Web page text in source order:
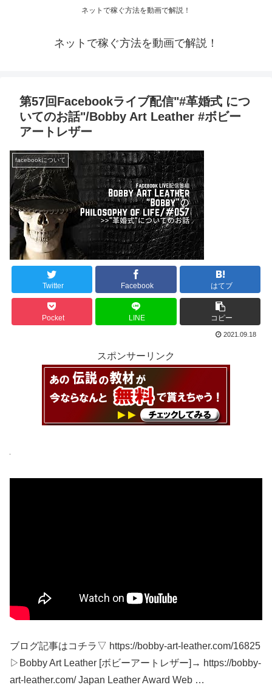
ネットで稼ぐ方法を動画で解説！
ネットで稼ぐ方法を動画で解説！
第57回Facebookライブ配信"#革婚式 につ
いてのお話"/Bobby Art Leather #ボビー
アートレザー
facebookについて
Twitter Facebook はてブ
Pocket LINE コピー
2021.09.18
スポンサーリンク
ブログ記事はコチラ▽ https://bobby-art-leather.com/16825
▷Bobby Art Leather [ボビーアートレザー]→ https://bobby-
art-leather.com/ Japan Leather Award Web …